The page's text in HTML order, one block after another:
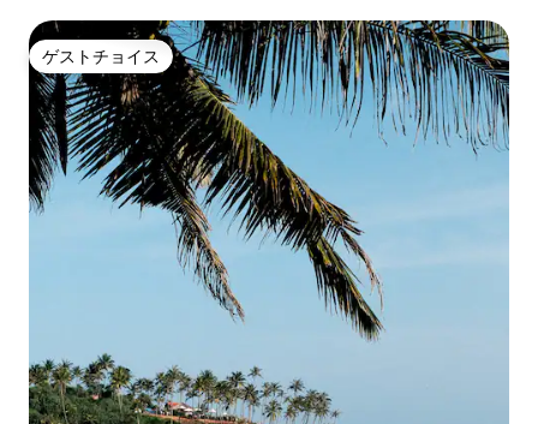
ゲストチョイス
ゲストチョイス